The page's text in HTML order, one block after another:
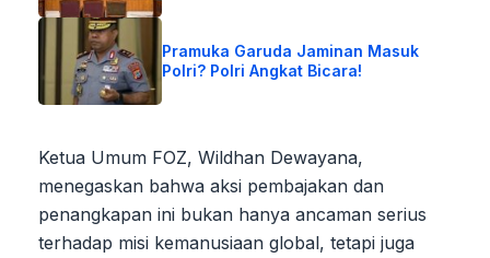
Pramuka Garuda Jaminan Masuk
Polri? Polri Angkat Bicara!
Ketua Umum FOZ, Wildhan Dewayana,
menegaskan bahwa aksi pembajakan dan
penangkapan ini bukan hanya ancaman serius
terhadap misi kemanusiaan global, tetapi juga